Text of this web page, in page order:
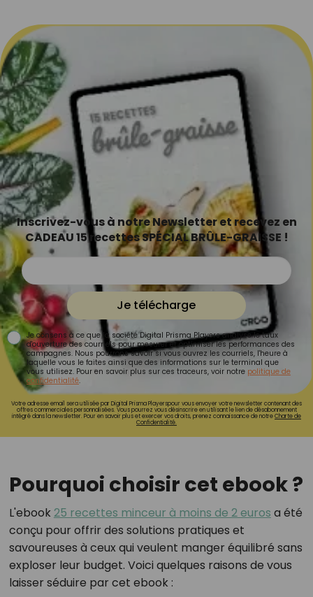
Inscrivez-vous à notre Newsletter et recevez en
CADEAU 15 recettes SPÉCIAL BRÛLE-GRAISSE !
Je télécharge
Je consens à ce que la société Digital Prisma Players analyse le taux
d'ouverture des courriels pour mesurer et optimiser les performances des
campagnes. Nous pourrons savoir si vous ouvrez les courriels, l'heure à
laquelle vous le faites ainsi que des informations sur le terminal que
vous utilisez. Pour en savoir plus sur ces traceurs, voir notre politique de
confidentialité.
Votre adresse email sera utilisée par Digital Prisma Playerspour vous envoyer votre newsletter contenant des
offres commerciales personnalisées. Vous pourrez vous désinscrire en utilisant le lien de désabonnement
intégré dans la newsletter. Pour en savoir plus et exercer vos droits, prenez connaissance de notreCharte de
Confidentialité.
Pourquoi choisir cet ebook ?
L'ebook25 recettes minceur à moins de 2 euros a été
conçu pour offrir des solutions pratiques et
savoureuses à ceux qui veulent manger équilibré sans
exploser leur budget. Voici quelques raisons de vous
laisser séduire par cet ebook :